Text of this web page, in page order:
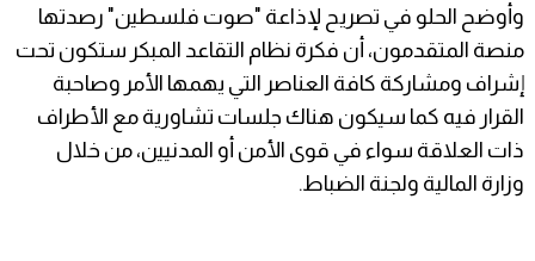
وأوضح الحلو في تصريح لإذاعة "صوت فلسطين" رصدتها
منصة المتقدمون، أن فكرة نظام التقاعد المبكر ستكون تحت
إشراف ومشاركة كافة العناصر التي يهمها الأمر وصاحبة
القرار فيه كما سيكون هناك جلسات تشاورية مع الأطراف
ذات العلاقة سواء في قوى الأمن أو المدنيين، من خلال
وزارة المالية ولجنة الضباط.